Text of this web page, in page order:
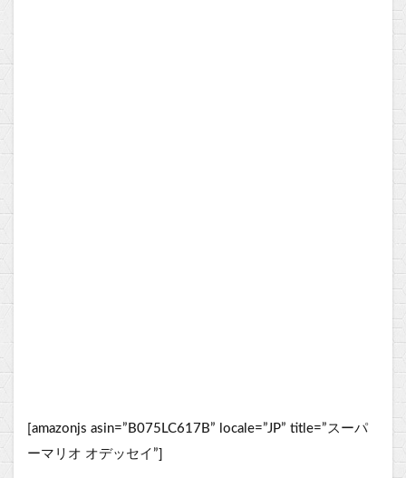
[amazonjs asin=”B075LC617B” locale=”JP” title=”スーパ
ーマリオ オデッセイ”]